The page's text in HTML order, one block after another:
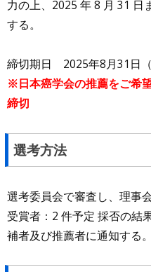
力の上、2025 年 8 月 31 日
する。
締切期日 2025年8月31日（
※日本癌学会の推薦をご希
締切
選考方法
選考委員会で審査し、理事
受賞者：2 件予定 採否の結
補者及び推薦者に通知する。